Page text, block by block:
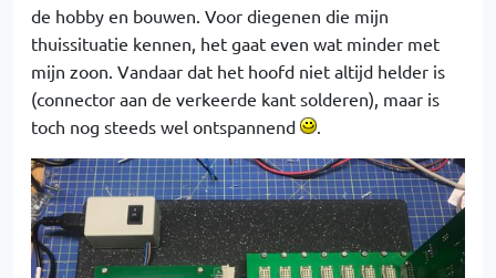
de hobby en bouwen. Voor diegenen die mijn
thuissituatie kennen, het gaat even wat minder met
mijn zoon. Vandaar dat het hoofd niet altijd helder is
(connector aan de verkeerde kant solderen), maar is
toch nog steeds wel ontspannend